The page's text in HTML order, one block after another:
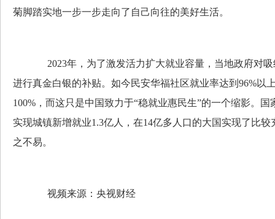
菊脚踏实地一步一步走向了自己向往的美好生活。
2023年，为了激发活力扩大就业容量，当地政府对吸
进行真金白银的补贴。如今民安华福社区就业率达到96%以
100%，而这只是中国致力于“稳就业惠民生”的一个缩影。
实现城镇新增就业1.3亿人，在14亿多人口的大国实现了比
之不易。
视频来源：央视财经